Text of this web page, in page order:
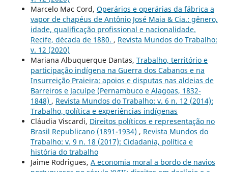
Marcelo Mac Cord, Operários e operárias da fábrica a
vapor de chapéus de Antônio José Maia & Cia.: gênero,
idade, qualificação profissional e nacionalidade.
Recife, década de 1880. , Revista Mundos do Trabalho:
v. 12 (2020)
Mariana Albuquerque Dantas, Trabalho, território e
participação indígena na Guerra dos Cabanos e na
Insurreição Praieira: apoios e disputas nas aldeias de
Barreiros e Jacuípe (Pernambuco e Alagoas, 1832-
1848) , Revista Mundos do Trabalho: v. 6 n. 12 (2014):
Trabalho, política e experiências indígenas
Cláudia Viscardi, Direitos políticos e representação no
Brasil Republicano (1891-1934) , Revista Mundos do
Trabalho: v. 9 n. 18 (2017): Cidadania, política e
história do trabalho
Jaime Rodrigues, A economia moral a bordo de navios